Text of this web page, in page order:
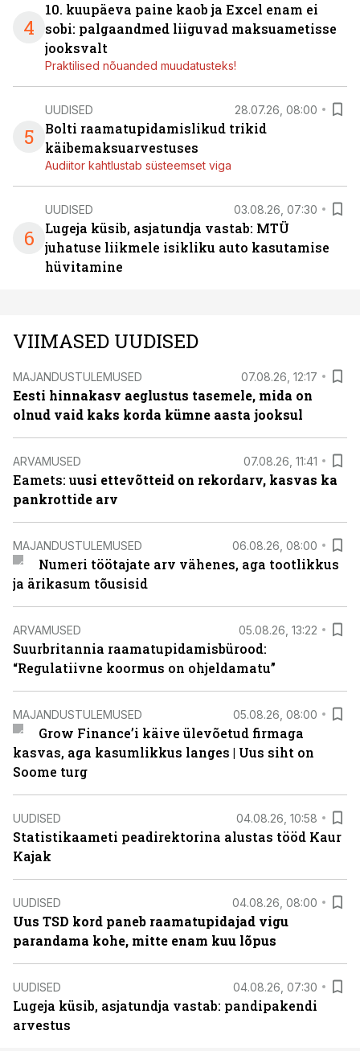
4
10. kuupäeva paine kaob ja Excel enam ei
sobi: palgaandmed liiguvad maksuametisse
jooksvalt
Praktilised nõuanded muudatusteks!
5
UUDISED 28.07.26, 08:00
Bolti raamatupidamislikud trikid
käibemaksuarvestuses
Audiitor kahtlustab süsteemset viga
6
UUDISED 03.08.26, 07:30
Lugeja küsib, asjatundja vastab: MTÜ
juhatuse liikmele isikliku auto kasutamise
hüvitamine
VIIMASED UUDISED
MAJANDUSTULEMUSED 07.08.26, 12:17
Eesti hinnakasv aeglustus tasemele, mida on
olnud vaid kaks korda kümne aasta jooksul
ARVAMUSED 07.08.26, 11:41
Eamets: uusi ettevõtteid on rekordarv, kasvas ka
pankrottide arv
MAJANDUSTULEMUSED 06.08.26, 08:00
Numeri töötajate arv vähenes, aga tootlikkus
ja ärikasum tõusisid
ARVAMUSED 05.08.26, 13:22
Suurbritannia raamatupidamisbürood:
“Regulatiivne koormus on ohjeldamatu”
MAJANDUSTULEMUSED 05.08.26, 08:00
Grow Finance’i käive ülevõetud firmaga
kasvas, aga kasumlikkus langes | Uus siht on
Soome turg
UUDISED 04.08.26, 10:58
Statistikaameti peadirektorina alustas tööd Kaur
Kajak
UUDISED 04.08.26, 08:00
Uus TSD kord paneb raamatupidajad vigu
parandama kohe, mitte enam kuu lõpus
UUDISED 04.08.26, 07:30
Lugeja küsib, asjatundja vastab: pandipakendi
arvestus